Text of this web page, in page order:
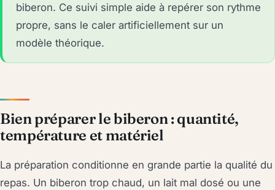
biberon. Ce suivi simple aide à repérer son rythme
propre, sans le caler artificiellement sur un
modèle théorique.
Bien préparer le biberon : quantité,
température et matériel
La préparation conditionne en grande partie la qualité du
repas. Un biberon trop chaud, un lait mal dosé ou une